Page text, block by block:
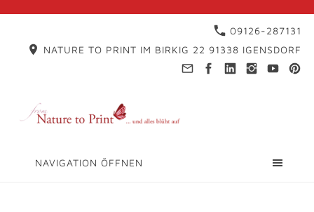
09126-287131
NATURE TO PRINT IM BIRKIG 22 91338 IGENSDORF
NAVIGATION ÖFFNEN